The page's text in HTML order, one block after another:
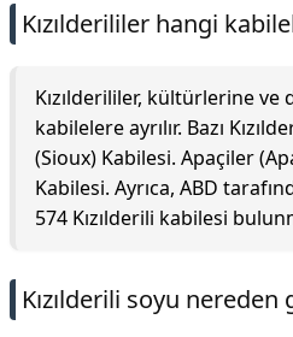
Kızılderililer hangi
Kızılderililer, kültürlerine ve
kabilelere ayrılır. Bazı
(Sioux) Kabilesi. Apaçiler
Kabilesi. Ayrıca, ABD
574 Kızılderili kabilesi
Kızılderili soyu nereden